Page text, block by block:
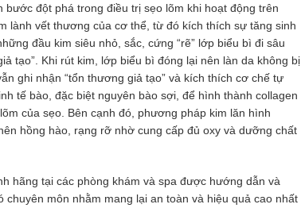
bước đột phá trong điều trị sẹo lõm khi hoạt động trên
lành vết thương của cơ thể, từ đó kích thích sự tăng sinh
đầu kim siêu nhỏ, sắc, cứng “rẽ” lớp biểu bì đi sâu
tạo”. Khi rút kim, lớp biểu bì đóng lại nên làn da không bị
ghi nhận “tổn thương giả tạo” và kích thích cơ chế tự
tế bào, đặc biệt nguyên bào sợi, để hình thành collagen
của sẹo. Bên cạnh đó, phương pháp kim lăn hình
hồng hào, rạng rỡ nhờ cung cấp đủ oxy và dưỡng chất
hãng tại các phòng khám và spa được hướng dẫn và
môn nhằm mang lại an toàn và hiệu quả cao nhất